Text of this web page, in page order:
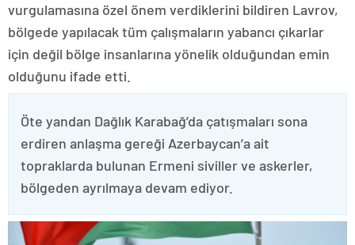
vurgulamasına özel önem verdiklerini bildiren Lavrov,
bölgede yapılacak tüm çalışmaların yabancı çıkarlar
için değil bölge insanlarına yönelik olduğundan emin
olduğunu ifade etti.
Öte yandan Dağlık Karabağ’da çatışmaları sona
erdiren anlaşma gereği Azerbaycan’a ait
topraklarda bulunan Ermeni siviller ve askerler,
bölgeden ayrılmaya devam ediyor.